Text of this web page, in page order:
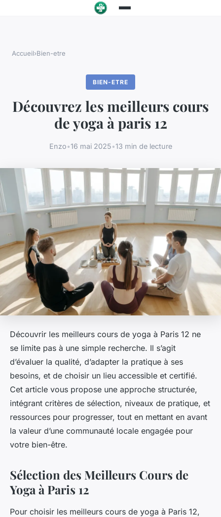
Accueil›Bien-etre
BIEN-ETRE
Découvrez les meilleurs cours
de yoga à paris 12
Enzo•16 mai 2025•13 min de lecture
Découvrir les meilleurs cours de yoga à Paris 12 ne
se limite pas à une simple recherche. Il s’agit
d’évaluer la qualité, d’adapter la pratique à ses
besoins, et de choisir un lieu accessible et certifié.
Cet article vous propose une approche structurée,
intégrant critères de sélection, niveaux de pratique, et
ressources pour progresser, tout en mettant en avant
la valeur d’une communauté locale engagée pour
votre bien-être.
Sélection des Meilleurs Cours de
Yoga à Paris 12
Pour choisir les meilleurs cours de yoga à Paris 12,